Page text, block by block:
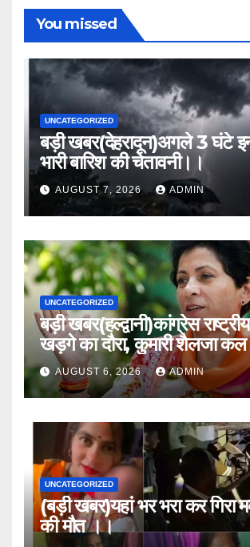
You missed
UNCATEGORIZED
बड़ी खबर(देहरादून)अगले 3 घंटे
भारी बारिश की चेतावनी।।
AUGUST 7, 2026 ADMIN
UNCATEGORIZED
बड़ी खबर(हल्द्वानी)कांग्रेस
खड़गे का दौरा, कुमारी शैलजा कल
।।AUGUST 6, 2026 ADMIN
UNCATEGORIZED
(बड़ी खबर)यहां भर भरा कर गिरा
की मौत ।।